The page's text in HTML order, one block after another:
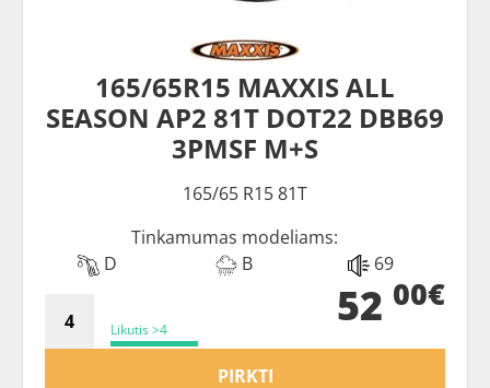
165/65R15 MAXXIS ALL
SEASON AP2 81T DOT22 DBB69
3PMSF M+S
165/65 R15 81T
Tinkamumas modeliams:
D
B 69
Likutis >4 52 00€
PIRKTI